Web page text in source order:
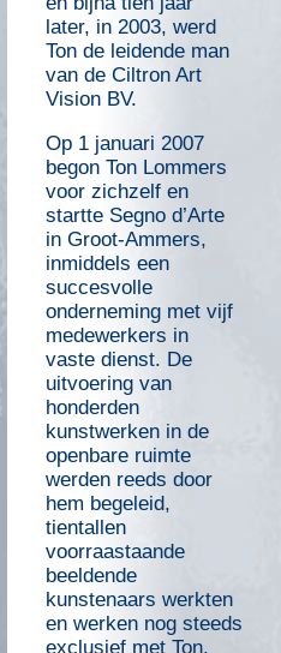
later, in 2003, werd
Ton de leidende man
van de Ciltron Art
Vision BV.
Op 1 januari 2007
begon Ton Lommers
voor zichzelf en
startte Segno d’Arte
in Groot-Ammers,
inmiddels een
succesvolle
onderneming met vijf
medewerkers in
vaste dienst. De
uitvoering van
honderden
kunstwerken in de
openbare ruimte
werden reeds door
hem begeleid,
tientallen
voorraastaande
beeldende
kunstenaars werkten
en werken nog steeds
exclusief met Ton,